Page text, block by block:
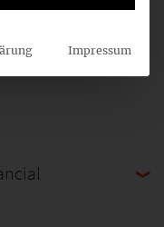
Impressum